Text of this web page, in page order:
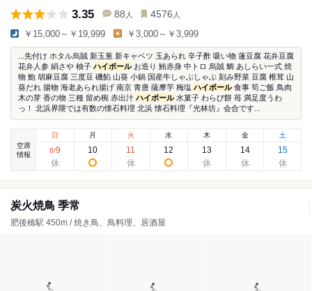
3.35 88 人 4576 人
￥15,000～￥19,999 ￥3,000～￥3,999
...先付け ホタル烏賊 新玉葱 新キャベツ 玉あられ 辛子酢 吸い物 蓮豆腐 花弁豆腐
花弁人参 絹さや 柚子 ハイボールお造り 鮪赤身 中トロ 烏賊 鯛 あしらい一式 焼
物 鮑 胡麻豆腐 三度豆 磯餡 山葵 小鍋 国産牛しゃぶしゃぶ 刻み野菜 豆腐 椎茸 山
葵だれ 揚物 海老あられ揚げ 南京 青唐 薩摩芋 梅塩 ハイボール食事 筍ご飯 鳥肉
木の芽 香の物 三種 留め椀 赤出汁 ハイボール水菓子 わらび餅 苺 満足度うわ
っ！ 北浜界隈では有数の懐石料理 北浜 懐石料理『光林坊』会合です...
空席
情報
日
8/9
月
10
火
11
水
12
木
13
金
14
土
15
炭火焼鳥 季常
肥後橋駅 450m / 焼き鳥、鳥料理、居酒屋